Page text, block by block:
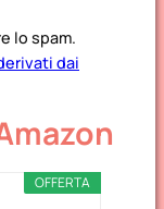
lo spam.
dai
OFFERTA